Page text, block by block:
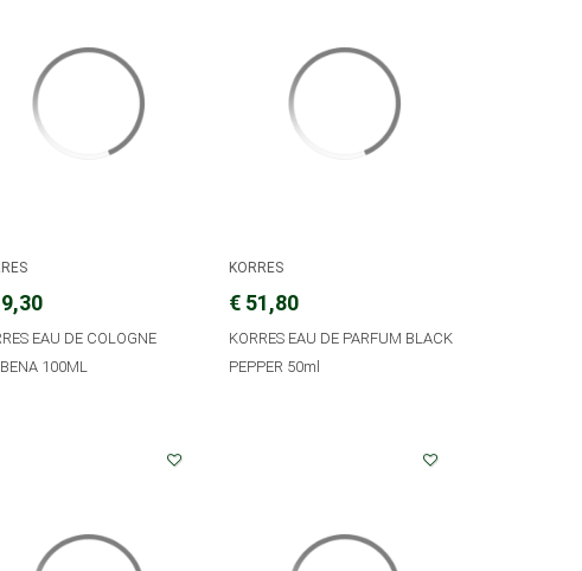
EAU DE COLOGNE
100ML
KORRES
€ 51,80
KORRES EAU DE PARFUM BLACK
PEPPER 50ml